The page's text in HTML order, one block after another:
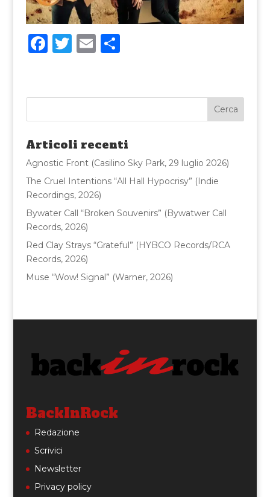
F
e
b
o
o
k
T
te
r
E
l
C
di
vi
di
Articoli recenti
Agnostic Front (Casilino Sky Park, 29 luglio 2026)
The Cruel Intentions “All Hall Hypocrisy” (Indie
Recordings, 2026)
Bywater Call “Broken Souvenirs” (Bywatwer Call
Records, 2026)
Red Clay Strays “Grateful” (HYBCO Records/RCA
Records, 2026)
Muse “Wow! Signal” (Warner, 2026)
BackInRock
Redazione
Scrivici
Newsletter
Privacy policy